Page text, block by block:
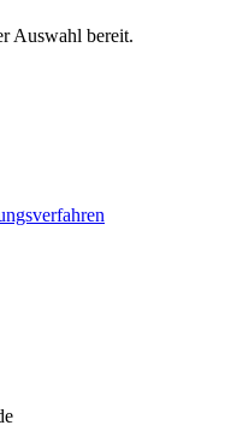
Auswahl bereit.